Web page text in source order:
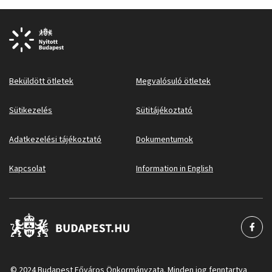
Beküldött ötletek Megvalósuló ötletek
Sütikezelés Sütitájékoztató
Adatkezelési tájékoztató Dokumentumok
Kapcsolat Information in English